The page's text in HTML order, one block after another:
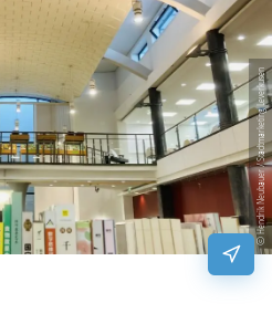
© Hendrik Neubauer / Stadtmarketing Leverkusen